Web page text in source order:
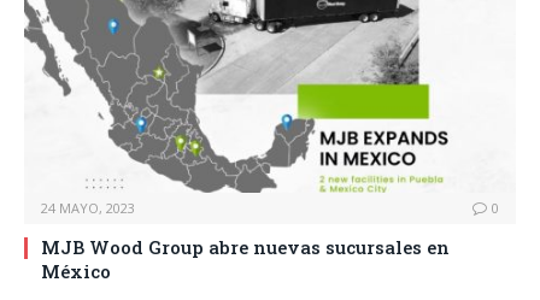
24 MAYO, 2023 0
MJB Wood Group abre nuevas sucursales en
México